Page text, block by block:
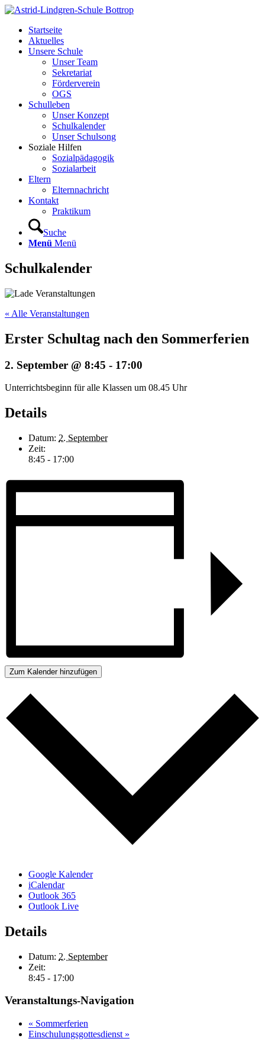
Startseite
Aktuelles
Unsere Schule
Unser Team
Sekretariat
Förderverein
OGS
Schulleben
Unser Konzept
Schulkalender
Unser Schulsong
Soziale Hilfen
Sozialpädagogik
Sozialarbeit
Eltern
Elternnachricht
Kontakt
Praktikum
Suche
Menü Menü
Schulkalender
« Alle Veranstaltungen
Erster Schultag nach den Sommerferien
2. September @ 8:45 - 17:00
Unterrichtsbeginn für alle Klassen um 08.45 Uhr
Details
Datum: 2. September
Zeit:
8:45 - 17:00
Zum Kalender hinzufügen
Google Kalender
iCalendar
Outlook 365
Outlook Live
Details
Datum: 2. September
Zeit:
8:45 - 17:00
Veranstaltungs-Navigation
« Sommerferien
Einschulungsgottesdienst »